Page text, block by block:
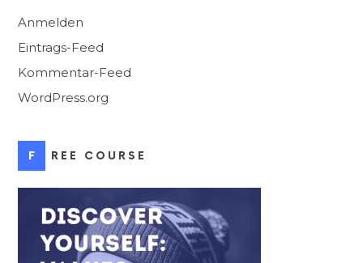
Anmelden
Eintrags-Feed
Kommentar-Feed
WordPress.org
FREE COURSE